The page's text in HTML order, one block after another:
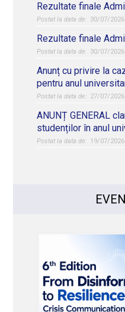
Rezultate finale
30/07/2026
Rezultate finale
30/07/2026
Anunț cu privire la
pentru anul
27/07/2026
ANUNȚ GENERAL
studenților în anul
19/07/2026